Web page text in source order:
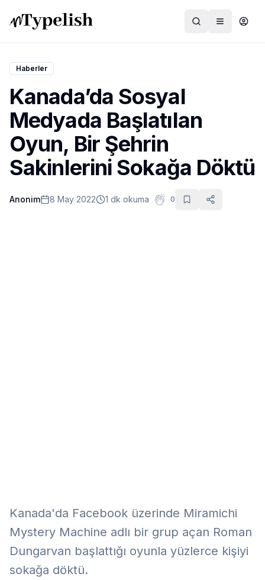
Dünya
Film ve Dizi
Kültür ve Sanat
Sağlık
Siyaset ve Tarih
Haberler
Kanada’da Sosyal
Medyada Başlatılan
Oyun, Bir Şehrin
Sakinlerini Sokağa Döktü
Anonim 8 May 2022 1 dk okuma 0
Kanada'da Facebook üzerinde Miramichi
Mystery Machine adlı bir grup açan Roman
Dungarvan başlattığı oyunla yüzlerce kişiyi
sokağa döktü.